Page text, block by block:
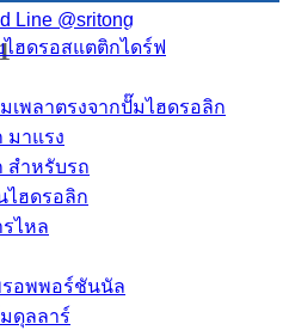
ฮดรอสแตติกไดร์ฟ
เพลาตรงจากปั๊มไฮดรอลิก
สำหรับรถ
ไฮดรอลิก
ไหล
รอพพอร์ชันนัล
ดุลลาร์